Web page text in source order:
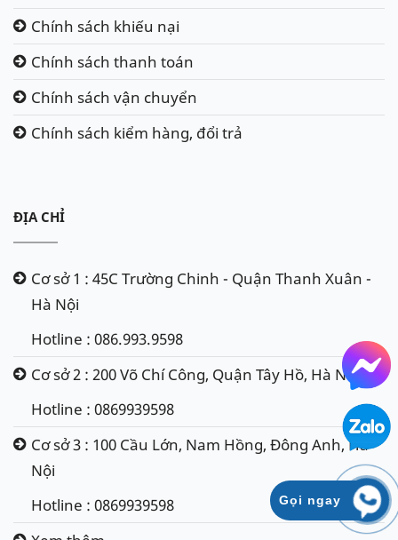
Chính sách khiếu nại
Chính sách thanh toán
Chính sách vận chuyển
Chính sách kiểm hàng, đổi trả
ĐỊA CHỈ
Cơ sở 1 : 45C Trường Chinh - Quận Thanh Xuân -
Hà Nội
Hotline : 086.993.9598
Cơ sở 2 : 200 Võ Chí Công, Quận Tây Hồ, Hà Nội
Hotline : 0869939598
Cơ sở 3 : 100 Cầu Lớn, Nam Hồng, Đông Anh, Hà
Nội
Hotline : 0869939598
Gọi ngay